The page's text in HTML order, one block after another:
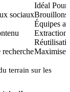
Idéal Pour
sociauxBrouillons
Équipes
Extraction
terrain sur les